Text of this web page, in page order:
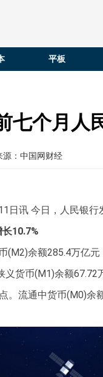
平板
七个月人
源：中国网财经
日讯 今日，人民银行
10.7%
(M2)余额285.4万亿
义货币(M1)余额
。流通中货币(M0)余